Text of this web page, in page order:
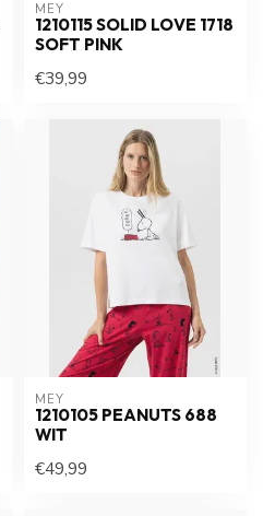
MEY
1210115 SOLID LOVE 1718
SOFT PINK
€39,99
MEY
1210105 PEANUTS 688
WIT
€49,99